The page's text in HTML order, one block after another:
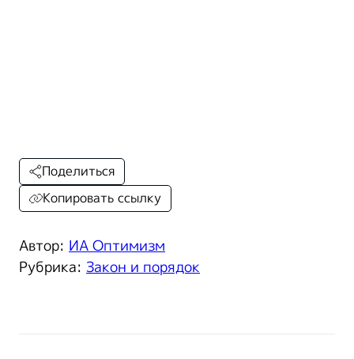
Автор: ИА Оптимизм
Рубрика: Закон и порядок
Поделиться
Копировать ссылку